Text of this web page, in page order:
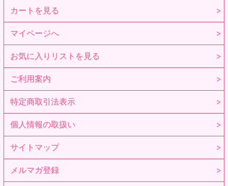
カートを見る
マイページへ
お気に入りリストを見る
ご利用案内
特定商取引法表示
個人情報の取扱い
サイトマップ
メルマガ登録